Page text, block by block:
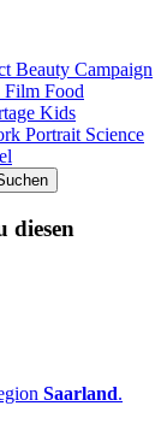
Beauty Campaign
Film Food
Kids
Portrait Science
diesen
Saarland.